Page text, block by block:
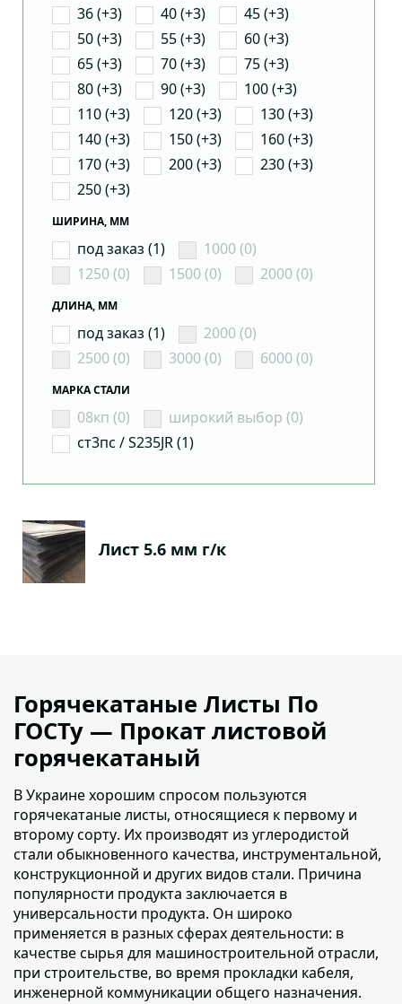
36 (+3)
40 (+3)
45 (+3)
50 (+3)
55 (+3)
60 (+3)
65 (+3)
70 (+3)
75 (+3)
80 (+3)
90 (+3)
100 (+3)
110 (+3)
120 (+3)
130 (+3)
140 (+3)
150 (+3)
160 (+3)
170 (+3)
200 (+3)
230 (+3)
250 (+3)
ШИРИНА, ММ
под заказ (1)
1000 (0)
1250 (0)
1500 (0) 2000 (0)
ДЛИНА, ММ
под заказ (1)
2000 (0)
2500 (0)
3000 (0) 6000 (0)
МАРКА СТАЛИ
08кп (0)
широкий выбор (0)
ст3пс / S235JR (1)
Лист 5.6 мм г/к
Горячекатаные Листы По
ГОСТу — Прокат листовой
горячекатаный
В Украине хорошим спросом пользуются
горячекатаные листы, относящиеся к первому и
второму сорту. Их производят из углеродистой
стали обыкновенного качества, инструментальной,
конструкционной и других видов стали. Причина
популярности продукта заключается в
универсальности продукта. Он широко
применяется в разных сферах деятельности: в
качестве сырья для машиностроительной отрасли,
при строительстве, во время прокладки кабеля,
инженерной коммуникации общего назначения.